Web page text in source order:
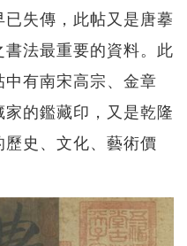
失傳，此帖又是唐摹
法最重要的資料。此
有南宋高宗、金章
的鑑藏印，又是乾隆
史、文化、藝術價